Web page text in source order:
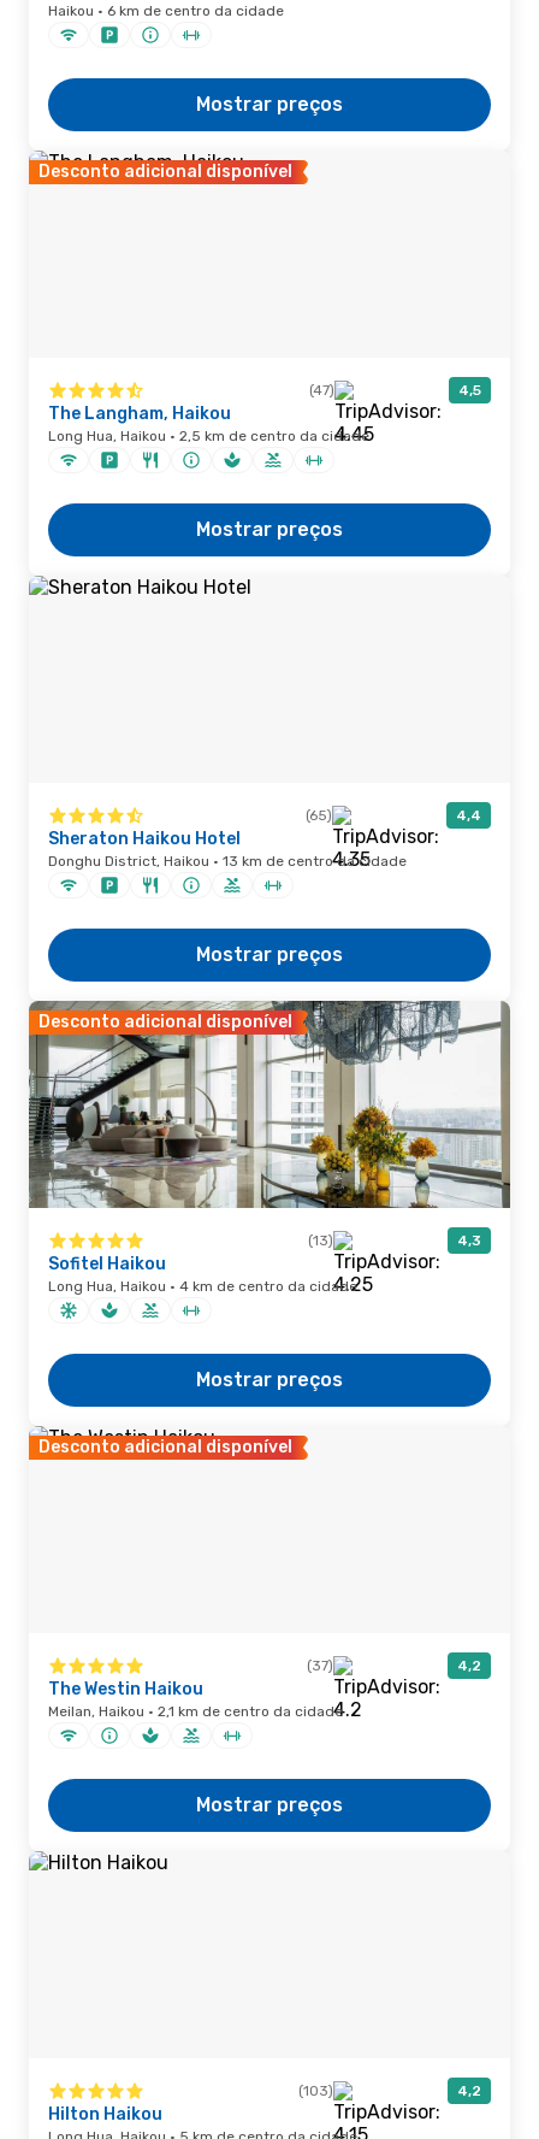
Haikou · 6 km de centro da cidade
Mostrar preços
Desconto adicional disponível
(47) 4,5
The Langham, Haikou
Long Hua, Haikou · 2,5 km de centro da cidade
Mostrar preços
(65) 4,4
Sheraton Haikou Hotel
Donghu District, Haikou · 13 km de centro da cidade
Mostrar preços
Desconto adicional disponível
(13) 4,3
Sofitel Haikou
Long Hua, Haikou · 4 km de centro da cidade
Mostrar preços
Desconto adicional disponível
(37) 4,2
The Westin Haikou
Meilan, Haikou · 2,1 km de centro da cidade
Mostrar preços
(103) 4,2
Hilton Haikou